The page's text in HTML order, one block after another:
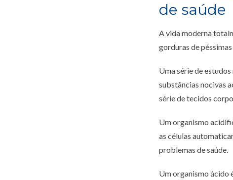
de saúde
A vida moderna
gorduras de
Uma série de
substâncias nocivas
série de tecidos
Um organismo
as células
problemas de saúde.
Um organismo ácido